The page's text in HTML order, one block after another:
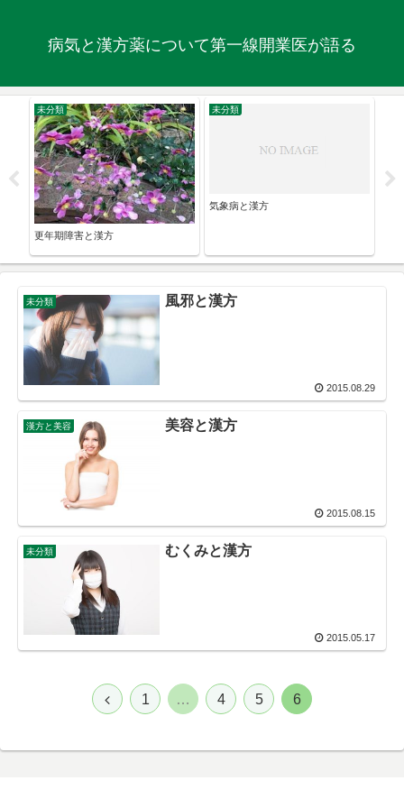
病気と漢方薬について第一線開業医が語る
未分類
更年期障害と漢方
未分類
気象病と漢方
未分類 風邪と漢方
2015.08.29
漢方と美容 美容と漢方
2015.08.15
未分類 むくみと漢方
2015.05.17
1 … 4 5 6